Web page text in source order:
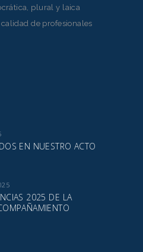
plural y laica
de profesionales
EN NUESTRO ACTO
2025 DE LA